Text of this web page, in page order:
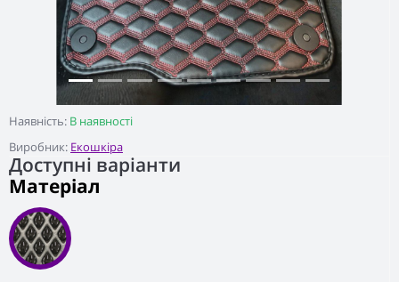
Наявність: В наявності
Виробник: Екошкіра
Доступні варіанти
Матеріал